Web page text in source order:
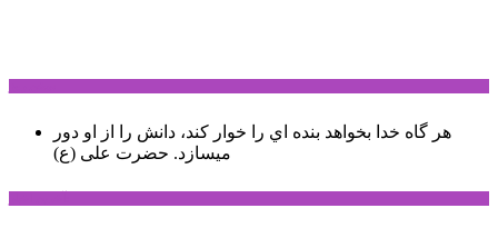
هر گاه خدا بخواهد بنده اي را خوار كند، دانش را از او دور
میسازد. حضرت علی (ع)